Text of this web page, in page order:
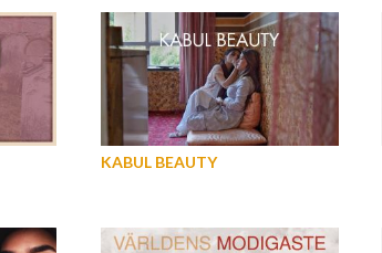
KABUL BEAUTY